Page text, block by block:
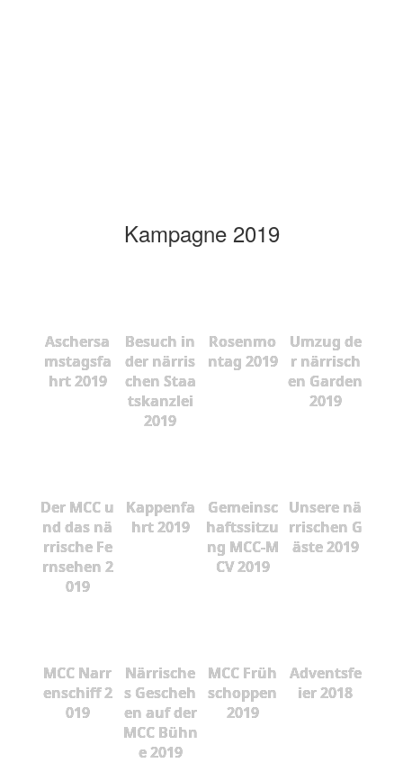
Kampagne 2019
Aschersa
mstagsfa
hrt 2019
Besuch in
der närris
chen Staa
tskanzlei
2019
Rosenmo
ntag 2019
Umzug de
r närrisch
en Garden
2019
Der MCC u
nd das nä
rrische Fe
rnsehen 2
019
Kappenfa
hrt 2019
Gemeinsc
haftssitzu
ng MCC-M
CV 2019
Unsere nä
rrischen G
äste 2019
MCC Narr
enschiff 2
019
Närrische
s Gescheh
en auf der
MCC Bühn
e 2019
MCC Früh
schoppen
2019
Adventsfe
ier 2018